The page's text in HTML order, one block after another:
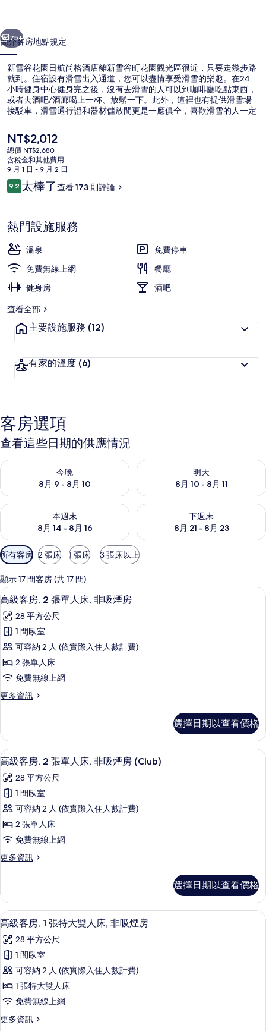
尚
格
酒
店
的
相
片
集
個 下一個
75+
簡介客房地點規定
新雪谷花園日航尚格酒店離新雪谷町花園觀光區很近，只要走幾步路
就到。住宿設有滑雪出入通道，您可以盡情享受滑雪的樂趣。在24
小時健身中心健身完之後，沒有去滑雪的人可以到咖啡廳吃點東西，
或者去酒吧/酒廊喝上一杯、放鬆一下。此外，這裡也有提供滑雪場
接駁車，滑雪通行證和器材儲放間更是一應俱全，喜歡滑雪的人一定
目
前
的
價
格
是
NT$2,012
總價 NT$2,680
含稅金和其他費用
9 月 1 日 - 9 月 2 日
評
論
9.29.2 分，滿分 10 分，
太棒了查看 173 則評論
熱門設施服務
溫泉
免費停車
免費無線上網
餐廳
健身房
酒吧
查看全部
主要設施服務 (12)
有家的溫度 (6)
客房選項
查看這些日期的供應情況
今晚
8月 9 - 8月 10
查看今晚 (8月 9 - 8月 10) 的供應情況
明天
8月 10 - 8月 11
查看明天 (8月 10 - 8月 11) 的
本週末
8月 14 - 8月 16
查看本週末 (8月 14 - 8月 16) 的供應情況
下週末
8月 21 - 8月 23
查看下週末 (8月 21 - 8月 23)
可
用
的
客
房
篩
選
條
所有客房 2 張床 1 張床 3 張床以上
顯示 17 間客房 (共 17 間)
顯
示
高
級
客
房,
張
人
床,
非
吸
煙
房
的
所
有
客房內保險箱、隔音、免費無線上網、
4
高級客房, 2 張單人床, 非吸煙房
28 平方公尺
1 間臥室
可容納 2 人 (依實際入住人數計費)
2 張單人床
免費無線上網
更多資訊
更
客
房,
2
單
人
床,
非
吸
煙
房
的
選擇日期以查看價格
顯
示
高
級
客
房,
張
人
床,
非
吸
煙
房
(Club)
的
所
高級客房, 2 張單人床, 非吸煙房
7
高級客房, 2 張單人床, 非吸煙房 (Club)
28 平方公尺
1 間臥室
可容納 2 人 (依實際入住人數計費)
2 張單人床
免費無線上網
更多資訊
更
客
房,
2
單
人
床,
非
吸
煙
房
(Club)
選擇日期以查看價格
顯
示
高
級
客
房,
張
高級客房, 1 張特大雙人床, 非吸煙房 |
5
高級客房, 1 張特大雙人床, 非吸煙房
28 平方公尺
1 間臥室
可容納 2 人 (依實際入住人數計費)
1 張特大雙人床
免費無線上網
更多資訊
更